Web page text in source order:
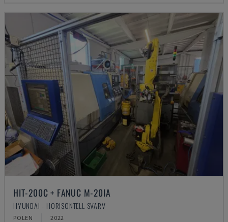
HIT-200C + FANUC M-20IA
HYUNDAI - HORISONTELL SVARV
POLEN 2022